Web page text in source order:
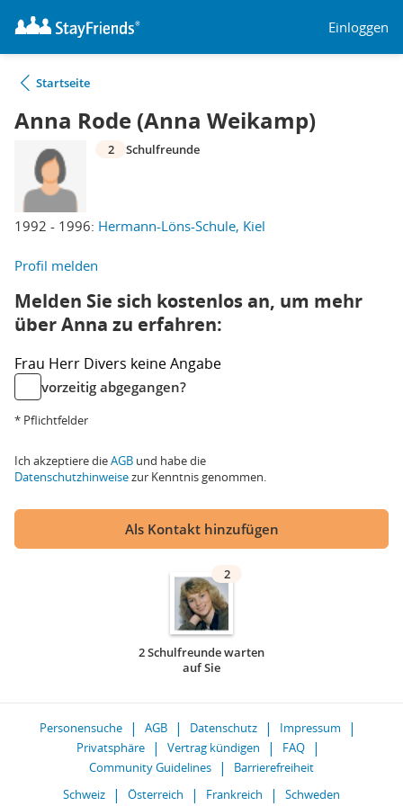
Einloggen
Startseite
Anna Rode (Anna Weikamp)
1992 - 1996: Hermann-Löns-Schule, Kiel
2 Schulfreunde
Profil melden
Melden Sie sich kostenlos an, um mehr
über Anna zu erfahren:
Frau Herr Divers keine Angabe
vorzeitig abgegangen?
* Pflichtfelder
Ich akzeptiere dieAGB und habe die
Datenschutzhinweisezur Kenntnis genommen.
Als Kontakt hinzufügen
2
2 Schulfreunde warten
auf Sie
Personensuche AGB Datenschutz
Impressum
Privatsphäre
Vertrag kündigen
FAQ
Community Guidelines
Barrierefreiheit
Schweiz
Österreich Frankreich Schweden